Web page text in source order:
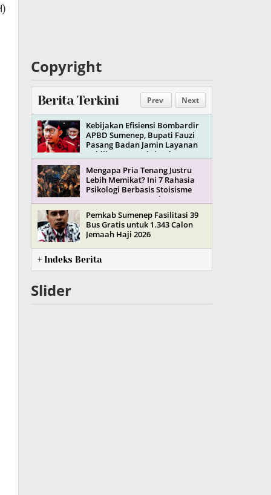
Copyright
Prev Next
Berita Terkini
Kebijakan Efisiensi Bombardir
APBD Sumenep, Bupati Fauzi
Pasang Badan Jamin Layanan
Publik Tetap Maksimal
Mengapa Pria Tenang Justru
Lebih Memikat? Ini 7 Rahasia
Psikologi Berbasis Stoisisme
yang Jarang Terungkap
Pemkab Sumenep Fasilitasi 39
Bus Gratis untuk 1.343 Calon
Jemaah Haji 2026
+ Indeks Berita
Slider